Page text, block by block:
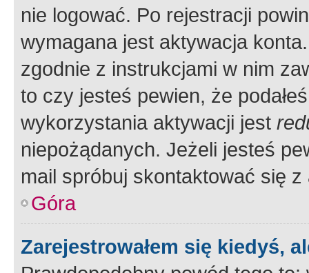
nie logować. Po rejestracji
wymagana jest aktywacja
zgodnie z instrukcjami w nim
to czy jesteś pewien, że
wykorzystania aktywacji jest
niepożądanych. Jeżeli jesteś
mail spróbuj skontaktować się
Góra
Zarejestrowałem się kiedyś,